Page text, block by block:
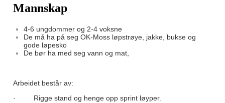
Mannskap
4-6 ungdommer og 2-4 voksne
De må ha på seg OK-Moss løpstrøye, jakke, bukse og
gode løpesko
De bør ha med seg vann og mat,
Arbeidet består av:
· Rigge stand og henge opp sprint løyper.